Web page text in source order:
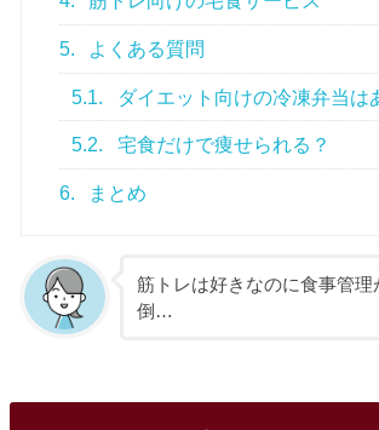
5. よくある質問
5.1. ダイエット向けの冷凍弁当は
5.2. 宅食だけで痩せられる？
6. まとめ
筋トレは好きなのに食事管理
倒…